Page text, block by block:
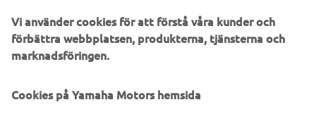
Vi använder cookies för att förstå våra kunder och
förbättra webbplatsen, produkterna, tjänsterna och
marknadsföringen.
Cookies på Yamaha Motors hemsida